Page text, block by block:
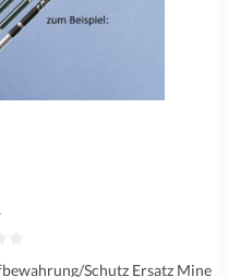
Schutz Ersatz Mine